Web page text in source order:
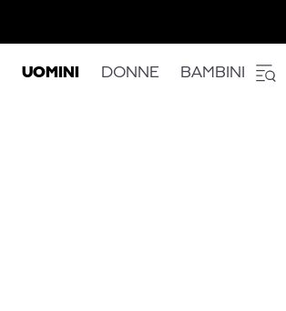
UOMINI DONNE BAMBINI